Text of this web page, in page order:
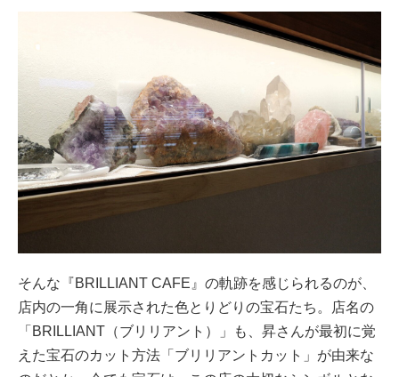
そんな『BRILLIANT CAFE』の軌跡を感じられるのが、
店内の一角に展示された色とりどりの宝石たち。店名の
「BRILLIANT（ブリリアント）」も、昇さんが最初に覚
えた宝石のカット方法「ブリリアントカット」が由来な